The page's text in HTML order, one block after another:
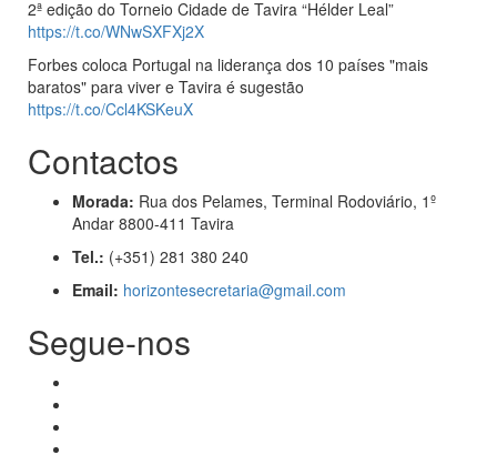
2ª edição do Torneio Cidade de Tavira “Hélder Leal”
https://t.co/WNwSXFXj2X
Forbes coloca Portugal na liderança dos 10 países "mais
baratos" para viver e Tavira é sugestão
https://t.co/Ccl4KSKeuX
Contactos
Morada: Rua dos Pelames, Terminal Rodoviário, 1º
Andar 8800-411 Tavira
Tel.: (+351) 281 380 240
Email: horizontesecretaria@gmail.com
Segue-nos